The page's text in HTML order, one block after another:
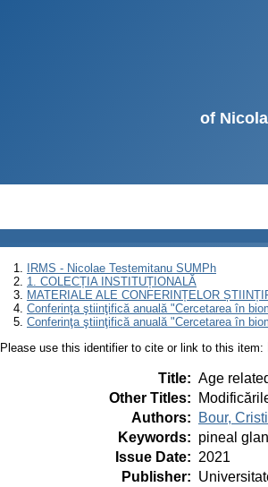
of
IRMS - Nicolae Testemitanu SUMPh
1. COLECȚIA INSTITUȚIONALĂ
MATERIALE ALE CONFERINȚELOR
Conferinţa ştiinţifică anuală "Cercetarea în
Conferinţa ştiinţifică anuală "Cercetarea în
Please use this identifier to cite or link to this item:
Title: Age
Other Titles:
Authors:
Bour,
Keywords: pineal
Issue Date: 2021
Publisher: